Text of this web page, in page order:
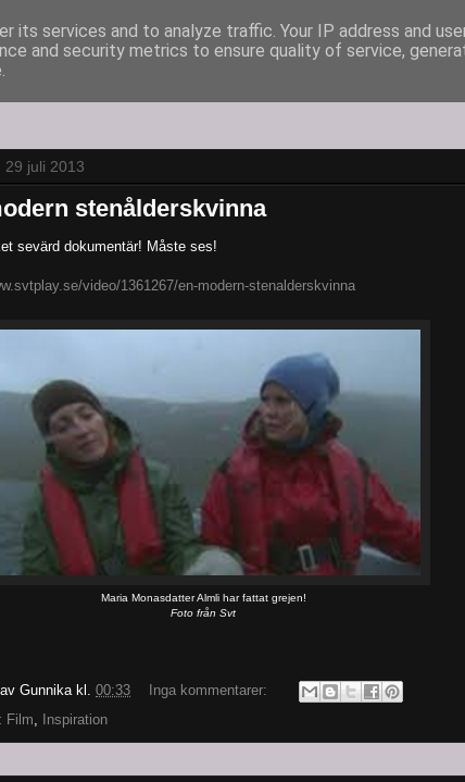
29 juli 2013
stenålderskvinna
sevärd dokumentär! Måste ses!
video/1361267/en-modern-stenalderskvinna
Maria Monasdatter Almli har fattat grejen!
Foto från Svt
Gunnika kl. 00:33
Inga kommentarer:
Film Inspiration
its services and to analyze traffic. Your IP address and
and security metrics to ensure quality of service,